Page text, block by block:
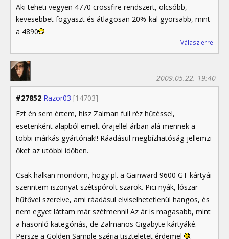
Aki teheti vegyen 4770 crossfire rendszert, olcsóbb,
kevesebbet fogyaszt és átlagosan 20%-kal gyorsabb, mint
a 4890
Válasz erre
#27852 Razor03 [14703]
2009.05.22. 19:40
Ezt én sem értem, hisz Zalman full réz hűtéssel,
esetenként alapból emelt órajellel árban alá mennek a
többi márkás gyártónak!! Ráadásul megbízhatóság jellemzi
őket az utóbbi időben.
Csak halkan mondom, hogy pl. a Gainward 9600 GT kártyái
szerintem iszonyat szétspórolt szarok. Pici nyák, lószar
hűtővel szerelve, ami ráadásul elviselhetetlenül hangos, és
nem egyet láttam már szétmenni! Az ár is magasabb, mint
a hasonló kategóriás, de Zalmanos Gigabyte kártyáké.
Persze a Golden Sample széria tiszteletet érdemel
.